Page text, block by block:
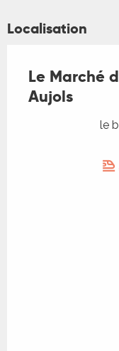
Localisation
Le Marché
Aujols
le